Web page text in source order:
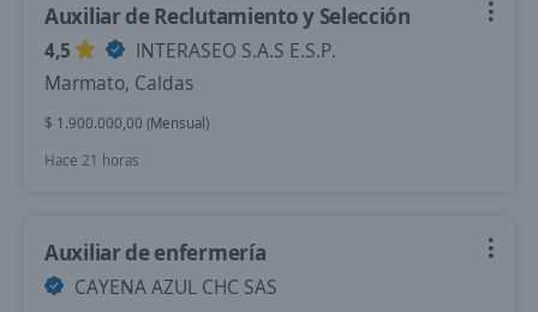
Auxiliar de Reclutamiento y Selección
4,5
INTERASEO S.A.S E.S.P.
Marmato, Caldas
$ 1.900.000,00 (Mensual)
Hace 21 horas
Auxiliar de enfermería
CAYENA AZUL CHC SAS